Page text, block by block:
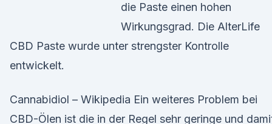
die Paste einen hohen
Wirkungsgrad. Die AlterLife
CBD Paste wurde unter strengster Kontrolle
entwickelt.
Cannabidiol – Wikipedia Ein weiteres Problem bei
CBD-Ölen ist die in der Regel sehr geringe und